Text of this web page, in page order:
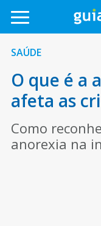
SAÚDE
O que é a
afeta as
Como
anorexia na